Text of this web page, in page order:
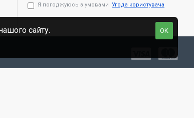
Я погоджуюсь з умовами Угода користувача
OK
сайту.